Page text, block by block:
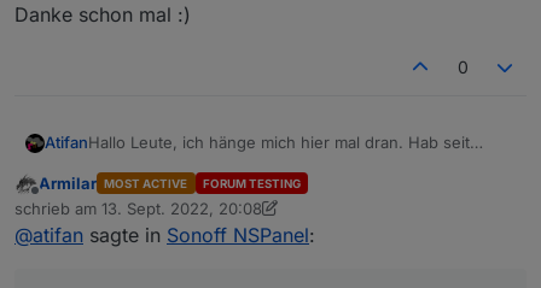
Danke schon mal :)
0
AtifanHallo Leute, ich hänge mich hier mal dran. Hab seit
gemacht:nach der Anleitung auf Youtube das Panel mit
Tasmota geflasht
(https://www.youtube.com/watch?v=ZPLJk2ZLo_8
Jetzt komme ich aber schon nicht mehr weiter :( Ich
möchte mir gerne eine eigene Seite erstellen auf der ich
Offline
Armilar MOST ACTIVE FORUM TESTING
schrieb am 13. Sept. 2022, 20:08
zuletzt editiert von Armilar
@atifan sagte in Sonoff NSPanel: